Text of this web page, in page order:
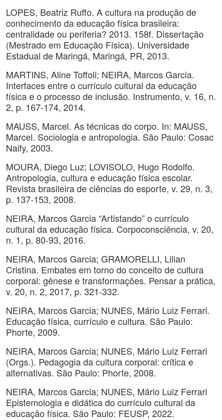
LOPES, Beatriz Ruffo. A cultura na produção de
conhecimento da educação física brasileira:
centralidade ou periferia? 2013. 158f. Dissertação
(Mestrado em Educação Física). Universidade
Estadual de Maringá, Maringá, PR, 2013.
MARTINS, Aline Toffoli; NEIRA, Marcos Garcia.
Interfaces entre o currículo cultural da educação
física e o processo de inclusão. Instrumento, v. 16, n.
2, p. 167-174, 2014.
MAUSS, Marcel. As técnicas do corpo. In: MAUSS,
Marcel. Sociologia e antropologia. São Paulo: Cosac
Naify, 2003.
MOURA, Diego Luz; LOVISOLO, Hugo Rodolfo.
Antropologia, cultura e educação física escolar.
Revista brasileira de ciências do esporte, v. 29, n. 3,
p. 137-153, 2008.
NEIRA, Marcos Garcia “Artistando” o currículo
cultural da educação física. Corpoconsciência, v. 20,
n. 1, p. 80-93, 2016.
NEIRA, Marcos Garcia; GRAMORELLI, Lilian
Cristina. Embates em torno do conceito de cultura
corporal: gênese e transformações. Pensar a prática,
v. 20, n. 2, 2017, p. 321-332.
NEIRA, Marcos Garcia; NUNES, Mário Luiz Ferrari.
Educação física, currículo e cultura. São Paulo:
Phorte, 2009.
NEIRA, Marcos Garcia; NUNES, Mário Luiz Ferrari
(Orgs.). Pedagogia da cultura corporal: crítica e
alternativas. São Paulo: Phorte, 2008.
NEIRA, Marcos Garcia; NUNES, Mário Luiz Ferrari
Epistemologia e didática do currículo cultural da
educação física. São Paulo: FEUSP, 2022.